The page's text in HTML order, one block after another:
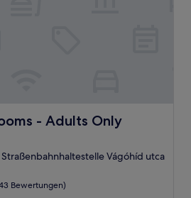
- Adults Only
- Adults Only
Vágóhíd utca
Bewertungen)